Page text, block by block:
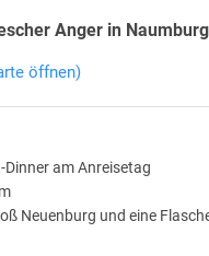
führt. Am Oberlauf
ist insbesondere für
mit einem Schiff oder
Anger in Naumburg
öffnen)
am Anreisetag
Neuenburg und eine